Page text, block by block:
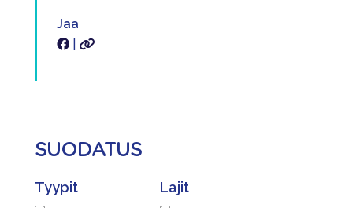
Jaa
SUODATUS
Tyypit Lajit